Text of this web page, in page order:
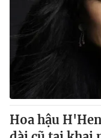
Hoa hậu